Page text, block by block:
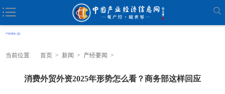
当前位置 首页 > 新闻 > 产经要闻 >
消费外贸外资2025年形势怎么看？商务部这样回应